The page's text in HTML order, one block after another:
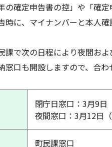
の確定申告書の控」や「確
時に、マイナンバーと本人
課で次の日程により夜間お
窓口も開設しますので、合わ
閉庁日窓口：3月9日
夜間窓口：3月12日
町民課窓口